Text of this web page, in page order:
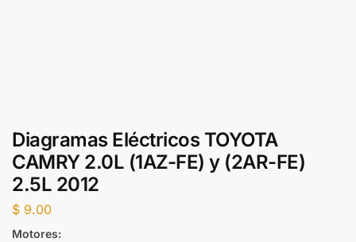
Diagramas Eléctricos TOYOTA
CAMRY 2.0L (1AZ-FE) y (2AR-FE)
2.5L 2012
$ 9.00
Motores: